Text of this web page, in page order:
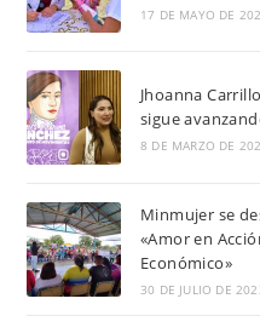
17 DE MAYO DE
Jhoanna
sigue
8 DE MARZO DE
Minmujer se
«Amor en
Económico»
30 DE JULIO DE